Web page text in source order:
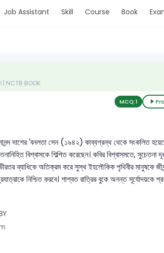
Job Assistant Skill Course Book
| NCTB BOOK
MCQ:1
দাশের 'বনলতা সেন (১৯৪২) কাব্যগ্রন্থ থেকে সংকলিত
বিশ্বাসকে শিল্পিত করেছেন। কবির বিশ্বাসমতে,
ব্যাধিকে অতিক্রম করে সুস্থ ইহলৌকিক পৃথিবীর
নিশ্চিত করবে। শাশ্বত রাত্রির বুকে অনন্ত সূর্যোদয়কে